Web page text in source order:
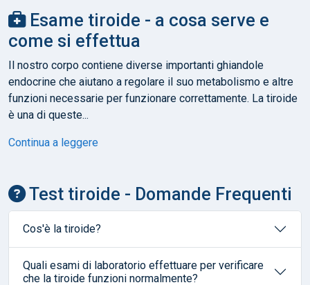
Esame tiroide - a cosa serve e
come si effettua
Il nostro corpo contiene diverse importanti ghiandole
endocrine che aiutano a regolare il suo metabolismo e altre
funzioni necessarie per funzionare correttamente. La tiroide
è una di queste...
Continua a leggere
Test tiroide - Domande Frequenti
Cos'è la tiroide?
Quali esami di laboratorio effettuare per verificare
che la tiroide funzioni normalmente?